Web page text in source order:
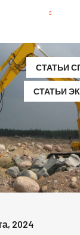
СТАТЬИ
СТАТЬИ
2024